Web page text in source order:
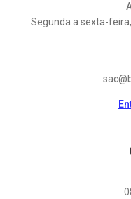
Segunda a sexta-